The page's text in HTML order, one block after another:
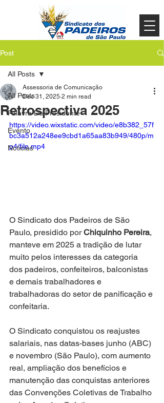
Post
All Posts
Palavra Do Presidente
Evento
Noticias
All Posts
Retrospectiva 2025
Assessoria de Comunicação
Dec 31, 2025 2 min read
https://video.wixstatic.com/video/e8b382_57f
bc3a512a248ee9cbd1a65aa83b949/480p/m
p4/file.mp4
O Sindicato dos Padeiros de São
Paulo, presidido por Chiquinho Pereira,
manteve em 2025 a tradição de lutar
muito pelos interesses da categoria
dos padeiros, confeiteiros, balconistas
e demais trabalhadores e
trabalhadoras do setor de panificação e
confeitaria.
O Sindicato conquistou os reajustes
salariais, nas datas-bases junho (ABC)
e novembro (São Paulo), com aumento
real, ampliação dos benefícios e
manutenção das conquistas anteriores
das Convenções Coletivas de Trabalho